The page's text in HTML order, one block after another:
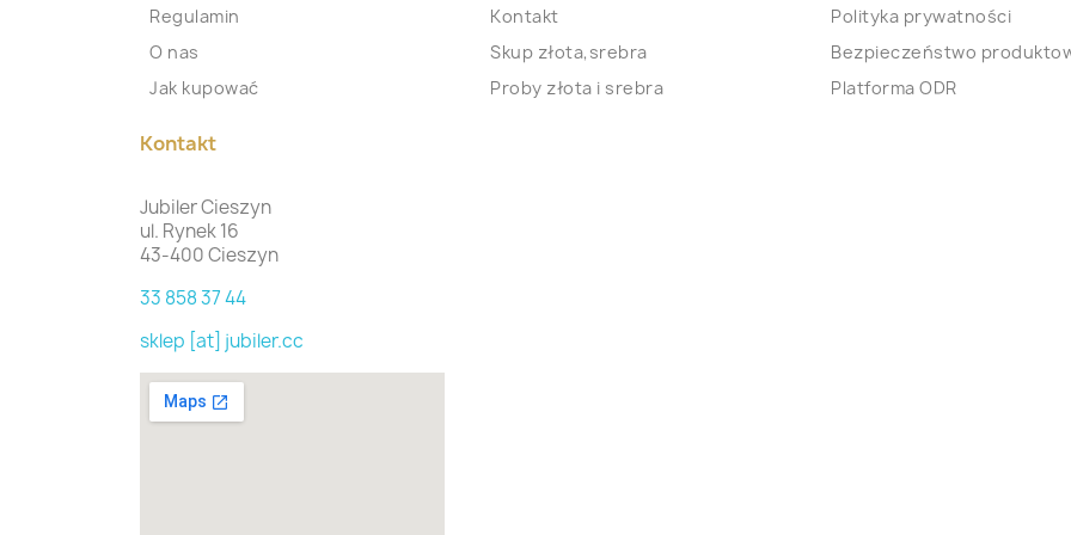
Regulamin
O nas
Jak kupować
Kontakt
Skup złota,srebra
Proby złota i srebra
Polityka prywatności
Bezpieczeństwo
Platforma ODR
Kontakt
Jubiler Cieszyn
ul. Rynek 16
43-400 Cieszyn
33 858 37 44
sklep [at] jubiler.cc